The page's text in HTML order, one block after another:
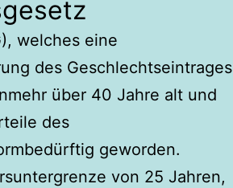
welches eine
des Geschlechtseintrages
über 40 Jahre alt und
des
geworden.
von 25 Jahren,